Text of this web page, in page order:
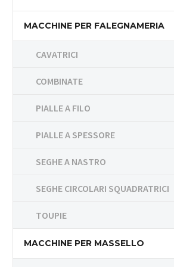
MACCHINE PER FALEGNAMERIA
CAVATRICI
COMBINATE
PIALLE A FILO
PIALLE A SPESSORE
SEGHE A NASTRO
SEGHE CIRCOLARI SQUADRATRICI
TOUPIE
MACCHINE PER MASSELLO